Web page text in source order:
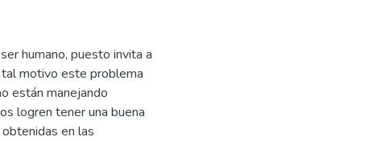
humano, puesto invita a
tal motivo este problema
están manejando
logren tener una buena
en las